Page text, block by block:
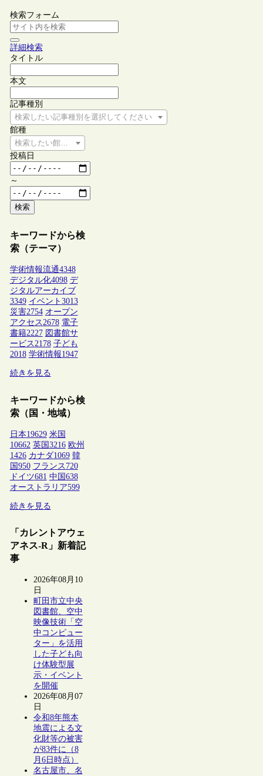
検索フォーム
詳細検索
タイトル
本文
記事種別
検索したい記事種別を選択してください
館種
検索したい館種を選択してください
投稿日
～
検索
キーワードから検
索（テーマ）
学術情報流通4348
デジタル化4098 デ
ジタルアーカイブ
3349 イベント 3013
災害2754 オープン
アクセス2678 電子
書籍2227 図書館サ
ービス2178 子ども
2018 学術情報1947
続きを見る
キーワードから検
索（国・地域）
日本19629 米国
10662 英国 3216 欧州
1426 カナダ1069 韓
国 950 フランス 720
ドイツ681 中国 638
オーストラリア599
続きを見る
「カレントアウェ
アネス-R」新着記
事
2026年08月10
日
町田市立中央
図書館、空中
映像技術「空
中コンピュー
ター」を活用
した子ども向
け体験型展
示・イベント
を開催
2026年08月07
日
令和8年熊本
地震による文
化財等の被害
が83件に（8
月6日時点）
名古屋市、名